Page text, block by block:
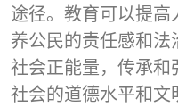
途径。教育可以提
养公民的责任感和
社会正能量，传承
社会的道德水平和文